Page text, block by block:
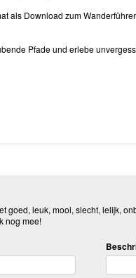
als Download zum
Pfade und erlebe
goed, leuk, mooi, slecht, lelijk,
nog mee!